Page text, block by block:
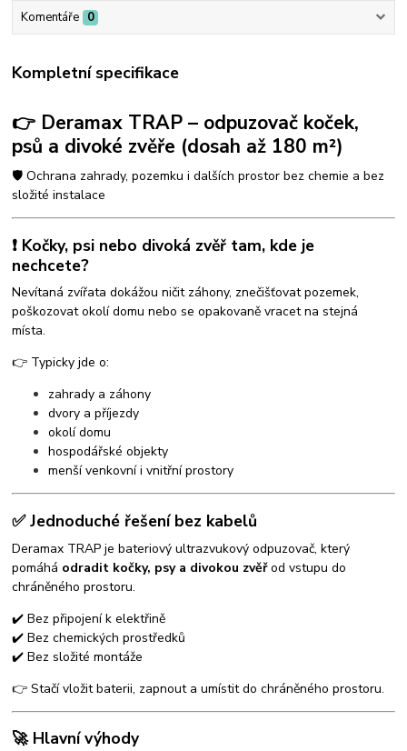
Komentáře 0
Kompletní specifikace
👉 Deramax TRAP – odpuzovač koček,
psů a divoké zvěře (dosah až 180 m²)
🛡️ Ochrana zahrady, pozemku i dalších prostor bez chemie a bez
složité instalace
❗ Kočky, psi nebo divoká zvěř tam, kde je
nechcete?
Nevítaná zvířata dokážou ničit záhony, znečišťovat pozemek,
poškozovat okolí domu nebo se opakovaně vracet na stejná
místa.
👉 Typicky jde o:
zahrady a záhony
dvory a příjezdy
okolí domu
hospodářské objekty
menší venkovní i vnitřní prostory
✅ Jednoduché řešení bez kabelů
Deramax TRAP je bateriový ultrazvukový odpuzovač, který
pomáhá odradit kočky, psy a divokou zvěřod vstupu do
chráněného prostoru.
✔️ Bez připojení k elektřině
✔️ Bez chemických prostředků
✔️ Bez složité montáže
👉 Stačí vložit baterii, zapnout a umístit do chráněného prostoru.
🚀 Hlavní výhody